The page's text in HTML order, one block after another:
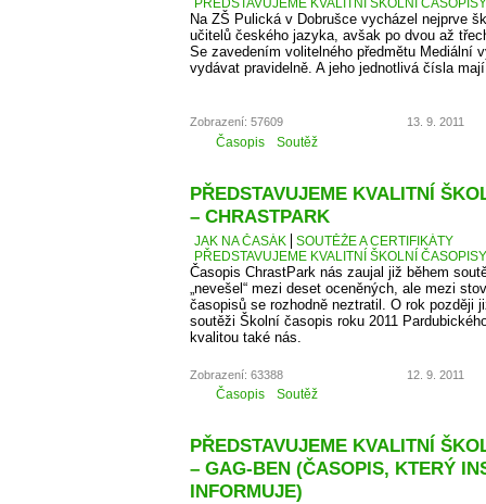
PŘEDSTAVUJEME KVALITNÍ ŠKOLNÍ
Na ZŠ Pulická v Dobrušce vycházel nejprve
učitelů českého jazyka, avšak po dvou až
Se zavedením volitelného předmětu Mediální
vydávat pravidelně. A jeho jednotlivá čísla
Zobrazení: 57609 13. 9. 2011
Časopis Soutěž
PŘEDSTAVUJEME KVALITNÍ
– CHRASTPARK
JAK NA ČASÁK
SOUTĚŽE A CERTIFIKÁTY
PŘEDSTAVUJEME KVALITNÍ ŠKOLNÍ
Časopis ChrastPark nás zaujal již během
„nevešel“ mezi deset oceněných, ale mezi
časopisů se rozhodně neztratil. O rok později
soutěži Školní časopis roku 2011
kvalitou také nás.
Zobrazení: 63388 12. 9. 2011
Časopis Soutěž
PŘEDSTAVUJEME KVALITNÍ
– GAG-BEN (ČASOPIS, KTERÝ
INFORMUJE)